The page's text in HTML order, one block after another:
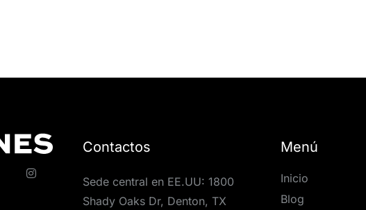
Contactos
Sede central en EE.UU: 1800
Shady Oaks Dr, Denton, TX
Menú
Inicio
Blog